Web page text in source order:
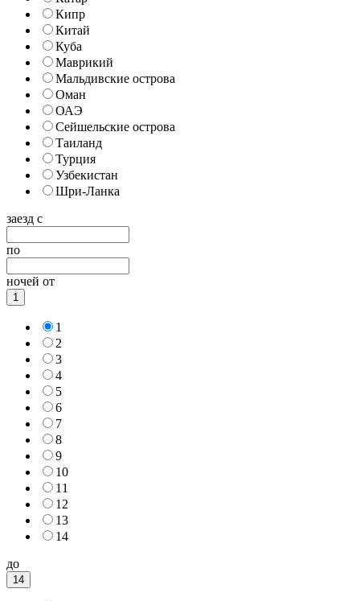
Кипр
Китай
Куба
Маврикий
Мальдивские острова
Оман
ОАЭ
Сейшельские острова
Таиланд
Турция
Узбекистан
Шри-Ланка
заезд с
по
ночей от
1
1
2
3
4
5
6
7
8
9
10
11
12
13
14
до
14